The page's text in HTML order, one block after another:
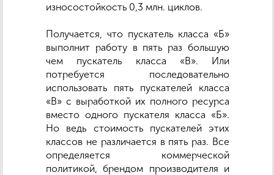
износостойкость 0,3 млн. циклов.
Получается, что пускатель класса «Б»
выполнит работу в пять раз большую
чем пускатель класса «В». Или
потребуется последовательно
использовать пять пускателей класса
«В» с выработкой их полного ресурса
вместо одного пускателя класса «Б».
Но ведь стоимость пускателей этих
классов не различается в пять раз. Все
определяется коммерческой
политикой, брендом производителя и